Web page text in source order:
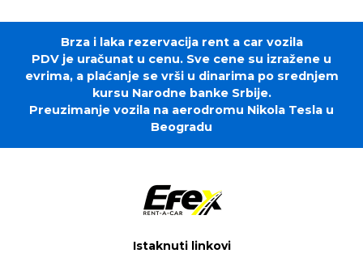
Brza i laka rezervacija rent a car vozila
PDV je uračunat u cenu. Sve cene su izražene u
evrima, a plaćanje se vrši u dinarima po srednjem
kursu Narodne banke Srbije.
Preuzimanje vozila na aerodromu Nikola Tesla u
Beogradu
Istaknuti linkovi